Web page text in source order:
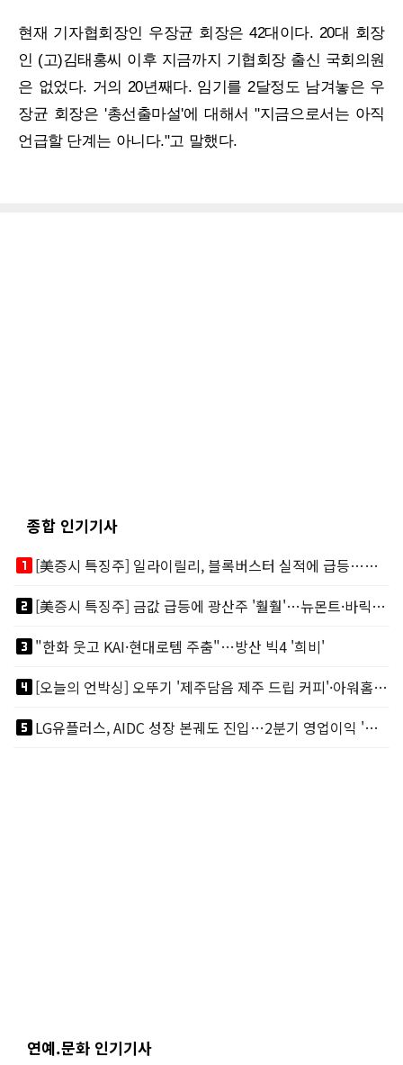
현재 기자협회장인 우장균 회장은 42대이다. 20대 회장
인 (고)김태홍씨 이후 지금까지 기협회장 출신 국회의원
은 없었다. 거의 20년째다. 임기를 2달정도 남겨놓은 우
장균 회장은 '총선출마설'에 대해서 "지금으로서는 아직
언급할 단계는 아니다."고 말했다.
종합 인기기사
looks_one
[美증시 특징주] 일라이릴리, 블록버스터 실적에 급등…마운자로 매출 폭발
looks_two
[美증시 특징주] 금값 급등에 광산주 '훨훨'…뉴몬트·바릭마이닝 주도
looks_3"한화 웃고 KAI·현대로템 주춤"…방산 빅4 '희비'
looks_4
[오늘의 언박싱] 오뚜기 '제주담음 제주 드립 커피'·아워홈 ‘갓석박지’ 外
looks_5
LG유플러스, AIDC 성장 본궤도 진입…2분기 영업이익 '역대 최대'
연예.문화 인기기사